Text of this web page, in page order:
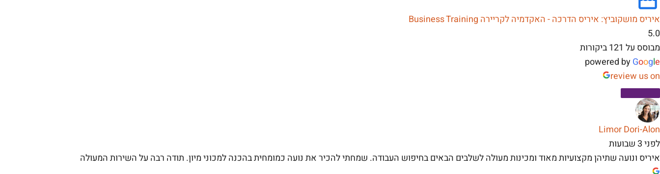
איריס מושקוביץ: איריס הדרכה - האקדמיה לקריירה Business Training
5.0
מבוסס על 121 ביקורות
powered byGoogle
review us on
Limor Dori-Alon
לפני 3 שבועות
איריס ונועה שתיהן מקצועיות מאוד ומכינות מעולה לשלבים הבאים בחיפוש העבודה. שמחתי להכיר את נועה כמומחית בהכנה למכוני מיון. תודה רבה על השירות המעולה